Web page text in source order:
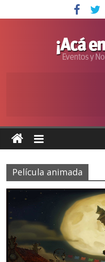
Película animada